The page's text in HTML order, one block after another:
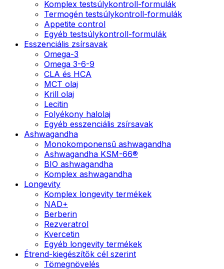
Komplex testsúlykontroll-formulák
Termogén testsúlykontroll-formulák
Appetite control
Egyéb testsúlykontroll-formulák
Esszenciális zsírsavak
Omega-3
Omega 3-6-9
CLA és HCA
MCT olaj
Krill olaj
Lecitin
Folyékony halolaj
Egyéb esszenciális zsírsavak
Ashwagandha
Monokomponensű ashwagandha
Ashwagandha KSM-66®
BIO ashwagandha
Komplex ashwagandha
Longevity
Komplex longevity termékek
NAD+
Berberin
Rezveratrol
Kvercetin
Egyéb longevity termékek
Étrend-kiegészítők cél szerint
Tömegnövelés